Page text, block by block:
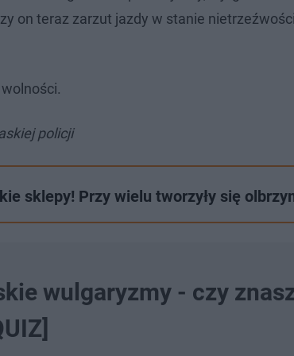
on teraz zarzut jazdy w stanie
policji
sklepy! Przy wielu tworzyły się
wulgaryzmy - czy